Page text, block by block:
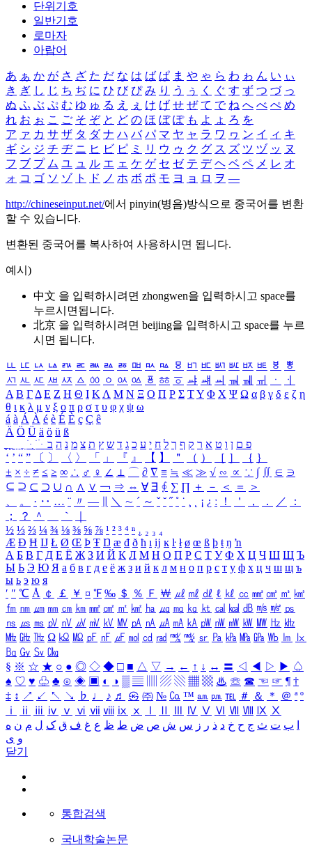
단위기호
일반기호
로마자
아랍어
あ ぁ か が さ ざ た だ な は ば ぱ ま や ゃ ら わ ゎ ん い ぃ
き ぎ し じ ち ぢ に ひ び ぴ み り う ぅ く ぐ す ず つ づ っ
ぬ ふ ぶ ぷ む ゆ ゅ る え ぇ け げ せ ぜ て で ね へ べ ぺ め
れ お ぉ こ ご そ ぞ と ど の ほ ぼ ぽ も よ ょ ろ を
ア ァ カ サ ザ タ ダ ナ ハ バ パ マ ヤ ャ ラ ワ ヮ ン イ ィ キ
ギ シ ジ チ ヂ ニ ヒ ビ ピ ミ リ ウ ゥ ク グ ス ズ ツ ヅ ッ ヌ
フ ブ プ ム ユ ュ ル エ ェ ケ ゲ セ ゼ テ デ ヘ ベ ペ メ レ オ
ォ コ ゴ ソ ゾ ト ド ノ ホ ボ ポ モ ヨ ョ ロ ヲ ―
http://chineseinput.net/에서 pinyin(병음)방식으로 중국어를 변환
할 수 있습니다.
변환된 중국어를 복사하여 사용하시면 됩니다.
예시)
中文 을 입력하시려면 zhongwen을 입력하시고 space를
누르시면됩니다.
北京 을 입력하시려면 beijing을 입력하시고 space를 누르
시면 됩니다.
ㅥ ㅦ ㅧ ㅨ ㅩ ㅪ ㅫ ㅬ ㅭ ㅮ ㅯ ㅰ ㅱ ㅲ ㅳ ㅴ ㅵ ㅶ ㅷ ㅸ
ㅹ
ㅺ ㅻ ㅼ ㅽ ㅾ ㅿ ㆀ ㆁ ㆂ ㆃ ㆄ ㆅ ㆆ ㆇ ㆈ ㆉ ㆊ ㆋ ㆌ ㆍ
ㆎ
Α Β ΓΔ Ε Ζ Η Θ Ι ΚΛ Μ Ν Ξ Ο Π Ρ Σ ΤΥ Φ Χ Ψ Ω α β γ δ ε ζ η
θ ι κ λ μ ν ξ ο π ρ σ τ υ φ χ ψ ω
á à Á À é è É È ç Ç ê
Ä Ö Ü ä ö ü ß
ִֶֹ ֻּ ׁׂ פ ם ן ו ט א ר ק ף ך ל ח י ע כ ג ד ש ץ ת צ מ נ ה ב
‘ ’ “ ” 〔 〕 〈 〉 「 」 『 』 【 】 ＂ （ ） ［ ］ ｛ ｝
± × ÷ ≠ ≤ ≥ ∞ ∴ ♂ ♀ ∠ ⊥ ⌒ ∂ ∇ ≡ ≒ ≪ ≫ √ ∽ ∝ ∵ ∫ ∬ ∈ ∋
⊆ ⊇ ⊂ ⊃ ∪ ∩ ∧ ∨ ￢ ⇒ ⇔ ∀ ∃ ∮ ∑ ∏ ＋ － ＜ ＝
＞
、
。 · ‥ … ¨ 〃 ― ＼ ∼ ´ ～ ˇ ˘ ˝ ˚ ˙ ¸ ¡ ¿ ː ！ ＇ ， ． ／
：
；
？ ＾ ｀
½ ⅓ ⅔ ¼ ¾ ⅛ ⅜ ⅝ ⅞ ¹ ² ³ ⁴ ⁿ ₁ ₂ ₃ ₄
Æ Ð Ħ Ĳ Ł Ø Œ Þ Ŧ Ŋ æ đ ð ħ ı ĳ ĸ ŀ ł ø œ ß þ ŧ ŋ ŉ
А Б В Г Д Е Ё Ж З И Й К Л М Н О П Р С Т У Ф Х Ц Ч Ш Щ Ъ
Ы Ь Э Ю Я а б в г д е ё ж з и й к л м н о п р с т у ф х ц ч ш щ ъ
ы ь э ю я
′ ″ ℃ Å ￠ ￡ ￥ ¤ ℉ ‰ ＄ ％ Ｆ ￦ ㎕ ㎖ ㎗ ℓ ㎘ ㏄ ㎣ ㎤ ㎥ ㎦
㎙ ㎚ ㎛ ㎜ ㎝ ㎞ ㎟ ㎠ ㎡ ㎢ ㏊ ㎍ ㎎ ㎏ ㏏ ㎈ ㎉ ㏈ ㎧ ㎨ ㎰
㎱ ㎲ ㎳ ㎴ ㎵ ㎶ ㎷ ㎸ ㎹ ㎀ ㎁ ㎂ ㎃ ㎄ ㎺ ㎻ ㎽ ㎾ ㎿ ㎐ ㎑
㎒ ㎓ ㎔ Ω ㏀ ㏁ ㎊ ㎋ ㎌ ㏖ ㏅ ㎭ ㎮ ㎯ ㏛ ㎩ ㎪ ㎫ ㎬ ㏝ ㏐
㏓
㏃ ㏉ ㏜ ㏆
§ ※ ☆ ★ ○ ● ◎ ◇ ◆ □ ■ △ ▽ → ← ↑ ↓ ↔ 〓 ◁ ◀ ▷ ▶ ♤
♠ ♡ ♥ ♧ ♣ ⊙ ◈ ▣ ◐ ◑ ▒ ▤ ▨ ▧ ▦ ▩ ♨ ☏ ☎ ☜ ☞ ¶ †
‡ ↕ ↗ ↙ ↖ ↘ ♭ ♩ ♪ ♬ ㉿ ㈜ № ㏇ ™ ㏂ ㏘ ℡ ＃ ＆ ＊ ＠ ª º
ⅰ
ⅱ ⅲ ⅳ ⅴ ⅵ ⅶ ⅷ ⅸ ⅹ Ⅳ Ⅴ Ⅵ Ⅶ Ⅷ Ⅸ Ⅹ
ب ت ث ج ح خ د ذ ر ز س ش ص ض ط ظ ع غ ف ق ک ل م ن ه
و ی
닫기
통합검색
국내학술논문